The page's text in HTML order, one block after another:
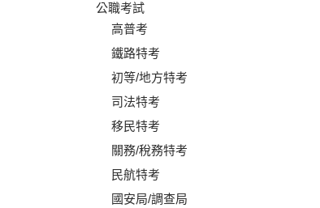
公職考試
高普考
鐵路特考
初等/地方特考
司法特考
移民特考
關務/稅務特考
民航特考
國安局/調查局